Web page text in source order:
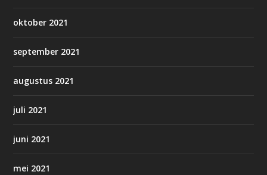
oktober 2021
september 2021
augustus 2021
juli 2021
juni 2021
mei 2021